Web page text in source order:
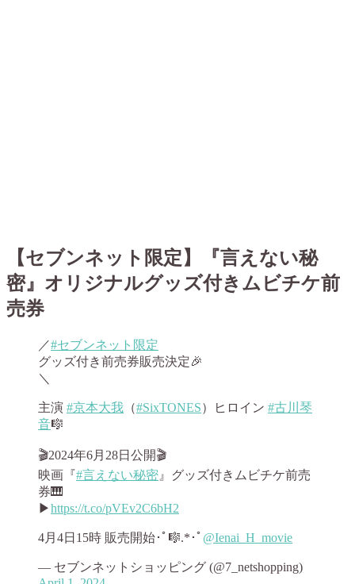
【セブンネット限定】『言えない秘
密』オリジナルグッズ付きムビチケ前
売券
／#セブンネット限定
グッズ付き前売券販売決定🎉
＼
主演 #京本大我 （#SixTONES）ヒロイン #古川琴
音🎼
🎬2024年6月28日公開🎬
映画『#言えない秘密 』グッズ付きムビチケ前売
券🎹
▶https://t.co/pVEv2C6bH2
4月4日15時 販売開始･ﾟ🎼.*･ﾟ @Ienai_H_movie
— セブンネットショッピング (@7_netshopping)